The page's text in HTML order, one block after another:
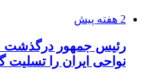
2 هفته پیش
رئیس جمهور درگذشت
نواحی ایران را تسلیت